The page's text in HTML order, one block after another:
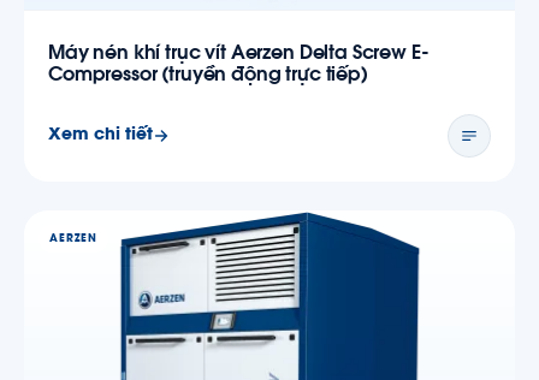
Máy nén khí trục vít Aerzen Delta Screw E-
Compressor (truyền động trực tiếp)
Xem chi tiết
AERZEN